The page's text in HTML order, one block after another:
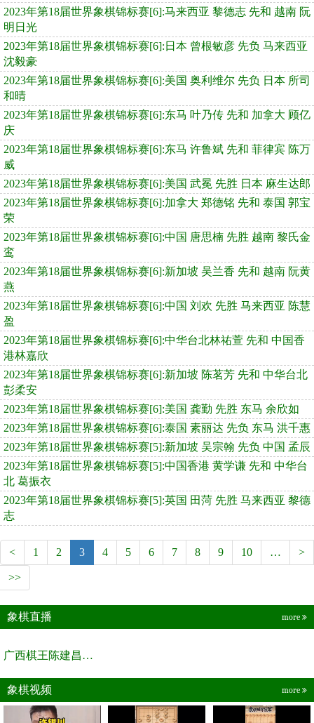
2023年第18届世界象棋锦标赛[6]:马来西亚 黎德志 先和 越南 阮
明日光
2023年第18届世界象棋锦标赛[6]:日本 曾根敏彦 先负 马来西亚
沈毅豪
2023年第18届世界象棋锦标赛[6]:美国 奥利维尔 先负 日本 所司
和晴
2023年第18届世界象棋锦标赛[6]:东马 叶乃传 先和 加拿大 顾亿
庆
2023年第18届世界象棋锦标赛[6]:东马 许鲁斌 先和 菲律宾 陈万
威
2023年第18届世界象棋锦标赛[6]:美国 武冕 先胜 日本 麻生达郎
2023年第18届世界象棋锦标赛[6]:加拿大 郑德铭 先和 泰国 郭宝
荣
2023年第18届世界象棋锦标赛[6]:中国 唐思楠 先胜 越南 黎氏金
鸾
2023年第18届世界象棋锦标赛[6]:新加坡 吴兰香 先和 越南 阮黄
燕
2023年第18届世界象棋锦标赛[6]:中国 刘欢 先胜 马来西亚 陈慧
盈
2023年第18届世界象棋锦标赛[6]:中华台北林祐萱 先和 中国香
港林嘉欣
2023年第18届世界象棋锦标赛[6]:新加坡 陈茗芳 先和 中华台北
彭柔安
2023年第18届世界象棋锦标赛[6]:美国 龚勤 先胜 东马 余欣如
2023年第18届世界象棋锦标赛[6]:泰国 素丽达 先负 东马 洪千惠
2023年第18届世界象棋锦标赛[5]:新加坡 吴宗翰 先负 中国 孟辰
2023年第18届世界象棋锦标赛[5]:中国香港 黄学谦 先和 中华台
北 葛振衣
2023年第18届世界象棋锦标赛[5]:英国 田菏 先胜 马来西亚 黎德
志
< 1 2 3 4 5 6 7 8 9 10 … >
>>
象棋直播 more
广西棋王陈建昌直播间
象棋视频 more